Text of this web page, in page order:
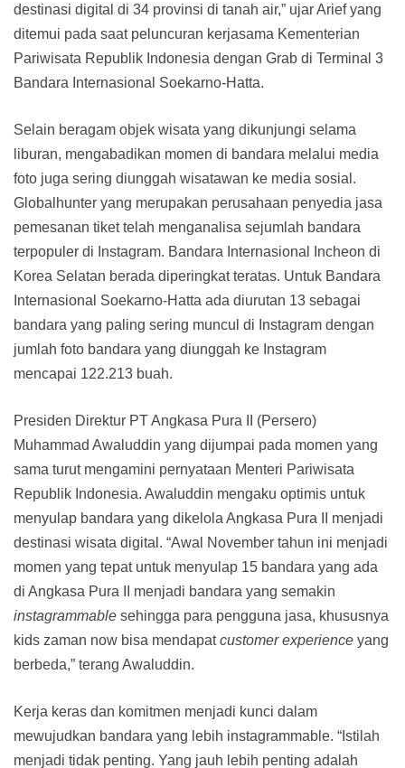
destinasi digital di 34 provinsi di tanah air,” ujar Arief yang
ditemui pada saat peluncuran kerjasama Kementerian
Pariwisata Republik Indonesia dengan Grab di Terminal 3
Bandara Internasional Soekarno-Hatta.
Selain beragam objek wisata yang dikunjungi selama
liburan, mengabadikan momen di bandara melalui media
foto juga sering diunggah wisatawan ke media sosial.
Globalhunter yang merupakan perusahaan penyedia jasa
pemesanan tiket telah menganalisa sejumlah bandara
terpopuler di Instagram. Bandara Internasional Incheon di
Korea Selatan berada diperingkat teratas. Untuk Bandara
Internasional Soekarno-Hatta ada diurutan 13 sebagai
bandara yang paling sering muncul di Instagram dengan
jumlah foto bandara yang diunggah ke Instagram
mencapai 122.213 buah.
Presiden Direktur PT Angkasa Pura II (Persero)
Muhammad Awaluddin yang dijumpai pada momen yang
sama turut mengamini pernyataan Menteri Pariwisata
Republik Indonesia. Awaluddin mengaku optimis untuk
menyulap bandara yang dikelola Angkasa Pura II menjadi
destinasi wisata digital. “Awal November tahun ini menjadi
momen yang tepat untuk menyulap 15 bandara yang ada
di Angkasa Pura II menjadi bandara yang semakin
instagrammable sehingga para pengguna jasa, khususnya
kids zaman now bisa mendapatcustomer experience yang
berbeda,” terang Awaluddin.
Kerja keras dan komitmen menjadi kunci dalam
mewujudkan bandara yang lebih instagrammable. “Istilah
menjadi tidak penting. Yang jauh lebih penting adalah